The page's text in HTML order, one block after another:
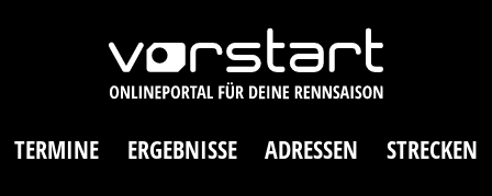
TERMINE ERGEBNISSE ADRESSEN
STRECKEN